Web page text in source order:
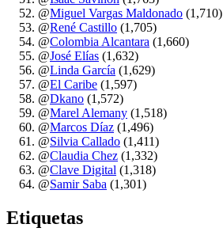
@Miguel Vargas Maldonado (1,710)
@René Castillo (1,705)
@Colombia Alcantara (1,660)
@José Elías (1,632)
@Linda García (1,629)
@El Caribe (1,597)
@Dkano (1,572)
@Marel Alemany (1,518)
@Marcos Díaz (1,496)
@Silvia Callado (1,411)
@Claudia Chez (1,332)
@Clave Digital (1,318)
@Samir Saba (1,301)
Etiquetas